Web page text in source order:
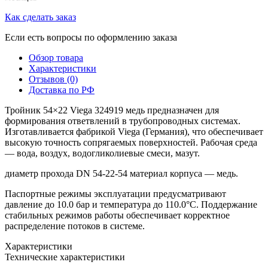
Как сделать заказ
Если есть вопросы по оформлению заказа
Обзор товара
Характеристики
Отзывов (0)
Доставка по РФ
Тройник 54×22 Viega 324919 медь предназначен для
формирования ответвлений в трубопроводных системах.
Изготавливается фабрикой Viega (Германия), что обеспечивает
высокую точность сопрягаемых поверхностей. Рабочая среда
— вода, воздух, водогликолиевые смеси, мазут.
диаметр прохода DN 54-22-54 материал корпуса — медь.
Паспортные режимы эксплуатации предусматривают
давление до 10.0 бар и температура до 110.0°C. Поддержание
стабильных режимов работы обеспечивает корректное
распределение потоков в системе.
Характеристики
Технические характеристики